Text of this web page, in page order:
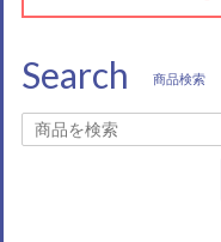
Search 商品検索